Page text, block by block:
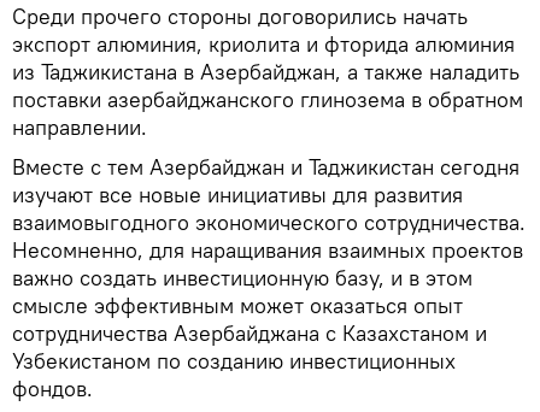
Среди прочего стороны договорились начать
экспорт алюминия, криолита и фторида алюминия
из Таджикистана в Азербайджан, а также наладить
поставки азербайджанского глинозема в обратном
направлении.
Вместе с тем Азербайджан и Таджикистан сегодня
изучают все новые инициативы для развития
взаимовыгодного экономического сотрудничества.
Несомненно, для наращивания взаимных проектов
важно создать инвестиционную базу, и в этом
смысле эффективным может оказаться опыт
сотрудничества Азербайджана с Казахстаном и
Узбекистаном по созданию инвестиционных
фондов.